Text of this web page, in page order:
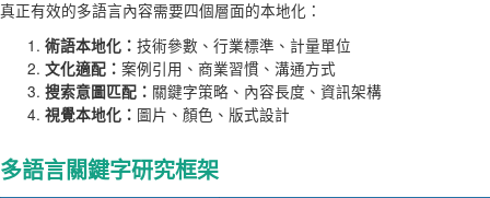
真正有效的多語言內容需要四個層面的本地化：
術語本地化：技術參數、行業標準、計量單位
文化適配：案例引用、商業習慣、溝通方式
搜索意圖匹配： 關鍵字策略、內容長度、資訊架構
視覺本地化： 圖片、顏色、版式設計
多語言關鍵字研究框架